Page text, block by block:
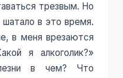
трезвым. Но
в это время.
в меня врезаются
я алкоголик?»
в чем? Что